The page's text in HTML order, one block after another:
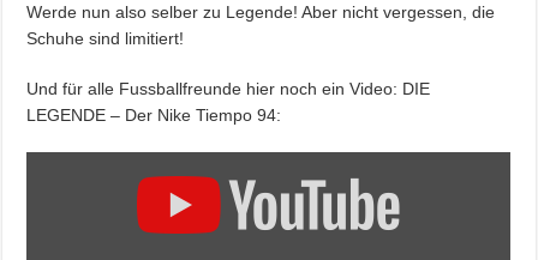
Werde nun also selber zu Legende! Aber nicht vergessen, die
Schuhe sind limitiert!
Und für alle Fussballfreunde hier noch ein Video: DIE
LEGENDE – Der Nike Tiempo 94: